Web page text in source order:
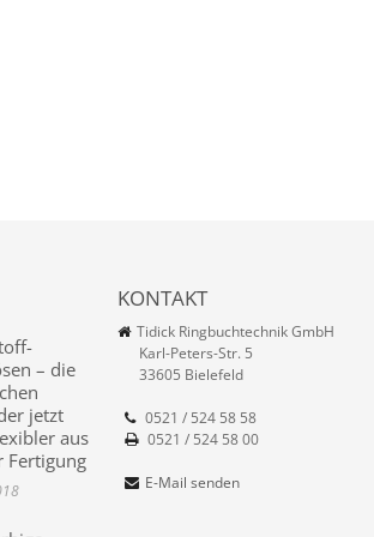
– die
jetzt
aus
Fertigung
KONTAKT
Tidick Ringbuchtechnik GmbH
Karl-Peters-Str. 5
33605 Bielefeld
0521 / 524 58 58
0521 / 524 58 00
E-Mail senden